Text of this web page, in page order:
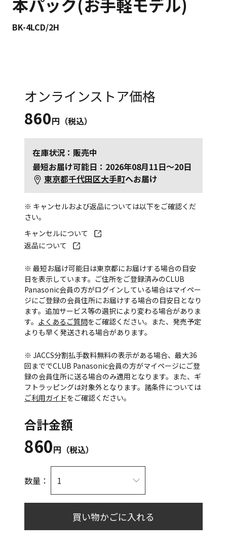
BK-4LCD/2H
オンラインストア価格
860円（税込）
在庫状況：販売中
最短お届け可能日：2026年08月11日～20日
東京都千代田区大手町へお届け
※ キャンセルおよび返品については以下をご確認くだ
さい。
キャンセルについて
返品について
※ 最短お届け可能日は東京都にお届けする場合の目安
日を表示しています。ご住所をご登録済みのCLUB
Panasonic会員の方がログインしている場合はマイペー
ジにご登録の会員住所にお届けする場合の目安日となり
ます。追加サービス等の選択により変わる場合がありま
す。 よくあるご質問をご確認ください。また、発売予定
よりも早く発送される場合があります。
※ JACCS分割払手数料無料の表示がある場合、最大36
回まででCLUB Panasonic会員の方がマイページにご登
録の会員住所に送る場合のみ適用となります。また、ギ
フトラッピングは対象外となります。諸条件については
ご利用ガイドをご確認ください。
合計金額
860円（税込）
数量：
買い物かごに入れる